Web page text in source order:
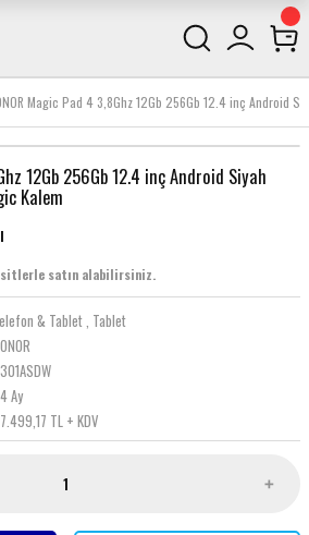
Magic Pad 4 3,8Ghz 12Gb 256Gb 12.4 inç Android
12Gb 256Gb 12.4 inç Android Siyah
Kalem
satın alabilirsiniz.
& Tablet, Tablet
Ay
TL + KDV